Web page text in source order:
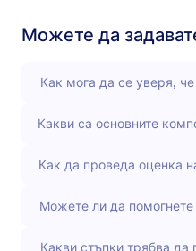
Можете да
Как мога да се уверя,
Какви са основните
Как да проведа оценка
Можете ли да помогнете
Какви стъпки трябва да